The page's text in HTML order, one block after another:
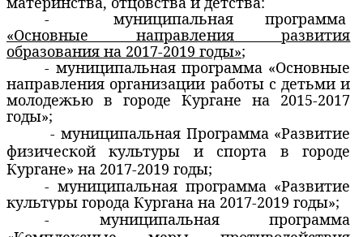
-
муниципальная программа
«Основные направления развития
образования на 2017-2019 годы»;
- муниципальная программа «Основные
направления организации работы с детьми и
молодежью в городе Кургане на 2015-2017
годы»;
- муниципальная Программа «Развитие
физической культуры и спорта в городе
Кургане» на 2017-2019 годы;
- муниципальная программа «Развитие
культуры города Кургана на 2017-2019 годы»;
- муниципальная программа